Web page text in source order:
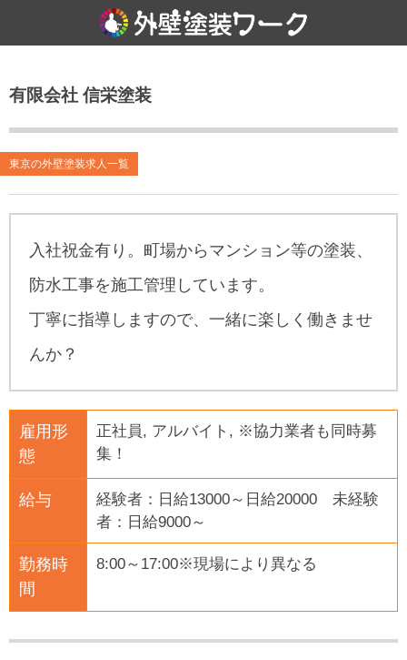
有限会社 信栄塗装
東京の外壁塗装求人一覧
入社祝金有り。町場からマンション等の塗装、
防水工事を施工管理しています。
丁寧に指導しますので、一緒に楽しく働きませ
んか？
雇用形
態
正社員, アルバイト, ※協力業者も同時募
集！
給与
経験者：日給13000～日給20000 未経験
者：日給9000～
勤務時
間
8:00～17:00※現場により異なる